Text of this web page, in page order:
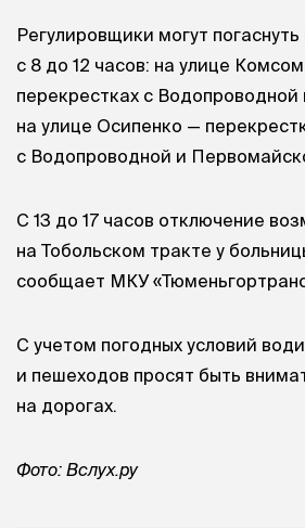
Регулировщики могут
с 8 до 12 часов: на улице
перекрестках с
на улице Осипенко —
с Водопроводной и
С 13 до 17 часов отключение
на Тобольском тракте у
сообщает МКУ
С учетом погодных условий
и пешеходов просят быть
на дорогах.
Фото: Вслух.ру